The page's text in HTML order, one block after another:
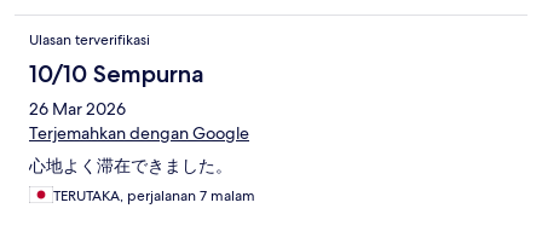
Ulasan terverifikasi
10/10 Sempurna
26 Mar 2026
Terjemahkan dengan Google
心地よく滞在できました。
TERUTAKA, perjalanan 7 malam